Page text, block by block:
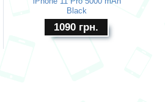
Black
1090 грн.